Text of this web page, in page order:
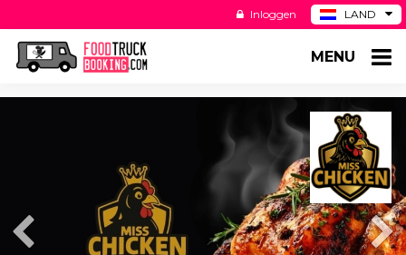
LAND
DE
US
Inloggen
MENU